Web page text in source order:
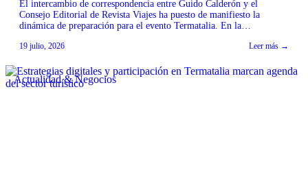
El intercambio de correspondencia entre Guido Calderón y el
Consejo Editorial de Revista Viajes ha puesto de manifiesto la
dinámica de preparación para el evento Termatalia. En la
Revista Viajes, confirmó su participación en la próxima edición de
[…]
19 julio, 2026 Leer más →
Actualidad & Negocios